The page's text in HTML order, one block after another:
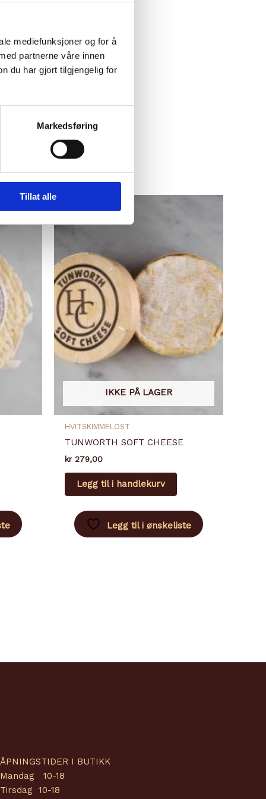
mediefunksjoner og for å
partnerne våre innen
du har gjort tilgjengelig for
Markedsføring
Tillat alle
IKKE PÅ LAGER
HVITSKIMMELOST
TUNWORTH SOFT CHEESE
kr279,00
Legg til i handlekurv
Legg til i ønskeliste
ÅPNINGSTIDER I BUTIKK
Mandag 10-18
Tirsdag 10-18